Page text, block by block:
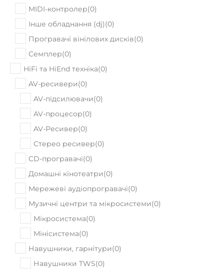
MIDI-контролер(0)
Інше обладнання (dj)(0)
Програвачі вінілових дисків(0)
Семплер(0)
HiFi та HiEnd техніка(0)
AV-ресивери(0)
AV-підсилювачи(0)
AV-процесор(0)
AV-Ресивер(0)
Стерео ресивер(0)
CD-програвачі(0)
Домашні кінотеатри(0)
Мережеві аудіопрогравачі(0)
Музичні центри та мікросистеми(0)
Мікросистема(0)
Мінісистема(0)
Навушники, гарнітури(0)
Навушники TWS(0)